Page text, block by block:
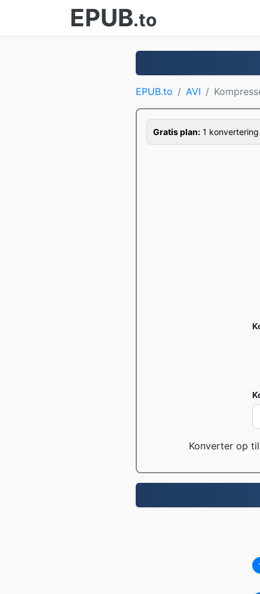
EPUB.to
EPUB.to AVI
Gratis plan: 1
Konverter op